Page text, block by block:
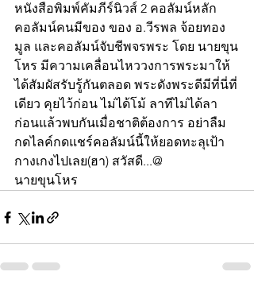
หนังสือพิมพ์คัมภีร์นิวส์ 2 คอลัมน์หลัก
คอลัมน์คนมีของ ของ อ.วีรพล จ้อยทอง
มูล และคอลัมน์จับชีพจรพระ โดย นายขุน
โหร มีความเคลื่อนไหววงการพระมาให้
ได้สัมผัสรับรู้กันตลอด พระดังพระดีมีที่นี่ที่
เดียว คุยไว้ก่อน ไม่ได้โม้ ลาทีไม่ได้ลา
ก่อนแล้วพบกันเมื่อชาติต้องการ อย่าลืม
กดไลค์กดแชร์คอลัมน์นี้ให้ยอดทะลุเป้า
กางเกงไปเลย(ฮา) สวัสดี...@
นายขุนโหร